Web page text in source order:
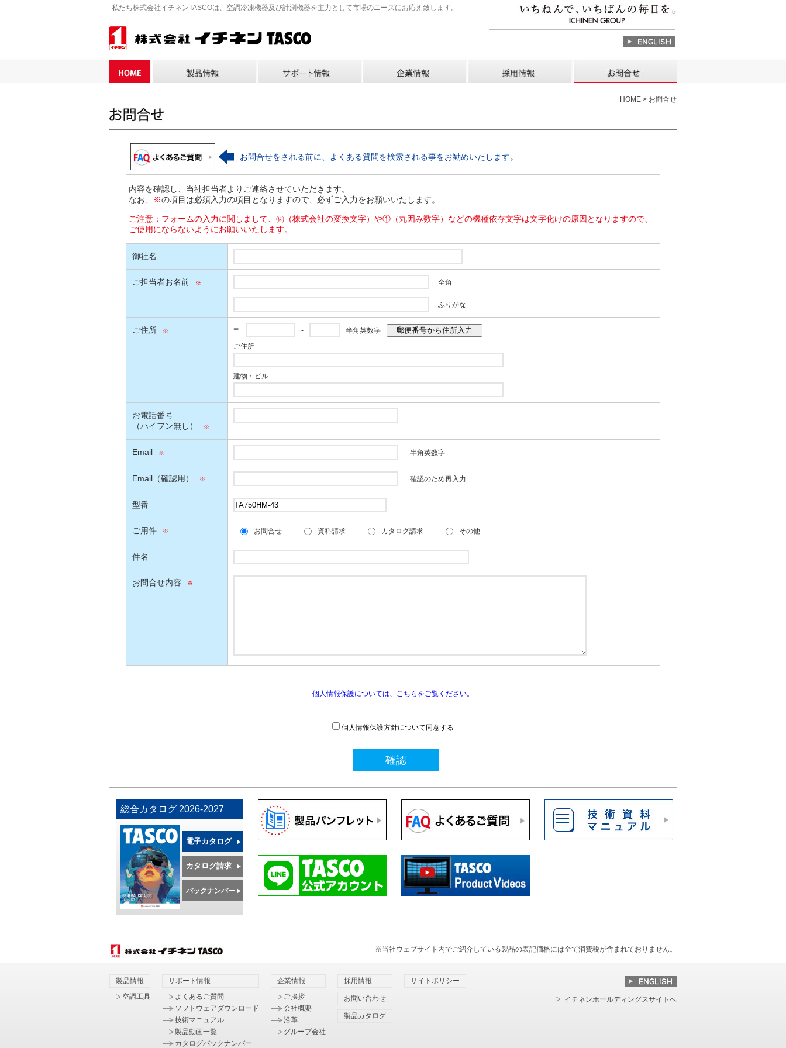
私たち株式会社イチネンTASCOは、空調冷凍機器及び計測機器を主力として市場のニーズにお応え致します。
HOME > お問合せ
お問合せをされる前に、よくある質問を検索される事をお勧めいたします。
内容を確認し、当社担当者よりご連絡させていただきます。
なお、
※の項目は必須入力の項目となりますので、必ずご入力をお願いいたします。
ご注意：フォームの入力に関しまして、㈱（株式会社の変換文字）や①（丸囲み数字）などの機種依存文字は文字化けの原因となりますので、
ご使用にならないようにお願いいたします。
御社名
ご担当者お名前 全角
ふりがな
ご住所 〒 - 半角英数字 郵便番号から住所入力
ご住所
建物・ビル
お電話番号
（ハイフン無し）
Email 半角英数字
Email（確認用） 確認のため再入力
型番
ご用件 お問合せ 資料請求 カタログ請求 その他
件名
お問合せ内容
個人情報保護については、こちらをご覧ください。
個人情報保護方針について同意する
確認
総合カタログ 2026-2027
電子カタログ
カタログ請求
バックナンバー
※当社ウェブサイト内でご紹介している製品の表記価格には全て消費税が含まれておりません。
製品情報
空調工具
サポート情報
よくあるご質問
ソフトウェアダウンロード
技術マニュアル
製品動画一覧
カタログバックナンバー
企業情報
ご挨拶
会社概要
沿革
グループ会社
採用情報
お問い合わせ
製品カタログ
サイトポリシー
イチネンホールディングスサイトへ